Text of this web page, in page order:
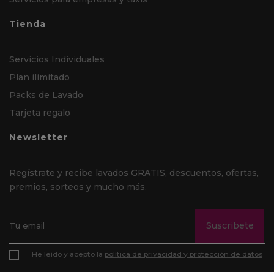
Tienda
Servicios Individuales
Plan ilimitado
Packs de Lavado
Tarjeta regalo
Newsletter
Regístrate y recibe lavados GRATIS, descuentos, ofertas,
premios, sorteos y mucho más.
Suscribete
He leído y acepto la política de privacidad y protección de datos